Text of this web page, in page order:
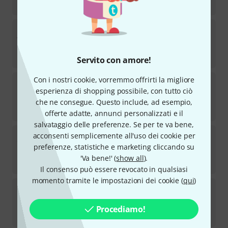
Servito con amore!
Con i nostri cookie, vorremmo offrirti la migliore
esperienza di shopping possibile, con tutto ciò
che ne consegue. Questo include, ad esempio,
offerte adatte, annunci personalizzati e il
salvataggio delle preferenze. Se per te va bene,
acconsenti semplicemente all'uso dei cookie per
preferenze, statistiche e marketing cliccando su
'Va bene!' (show all).
Il consenso può essere revocato in qualsiasi
momento tramite le impostazioni dei cookie (qui)
Procediamo!
9.solutions5/8" Rod Set 1000mm
2
39
9.solutions 5/8" Rod Set 150mm
4
Disponibile
€ 15,90
9.solutionsDouble joint arm long
2
Disponibile
€
9.solutionsEx-sus pole
Disponibile
€80